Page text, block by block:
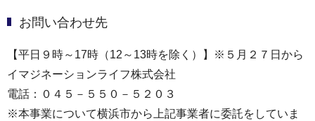
お問い合わせ先
【平日９時～17時（12～13時を除く）】※５月２７日から
イマジネーションライフ株式会社
電話：０４５－５５０－５２０３
※本事業について横浜市から上記事業者に委託をしていま